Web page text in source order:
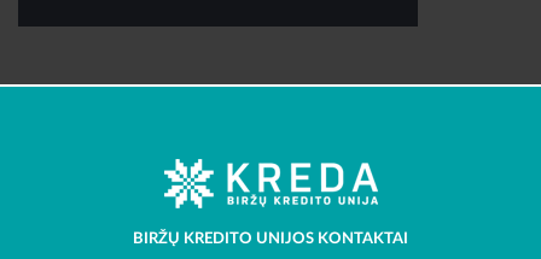
BIRŽŲ KREDITO UNIJOS KONTAKTAI